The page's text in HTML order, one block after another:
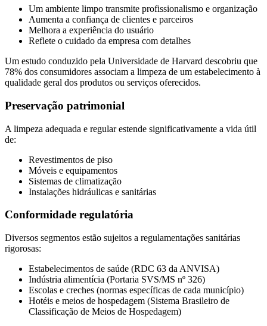
Um ambiente limpo transmite profissionalismo e organização
Aumenta a confiança de clientes e parceiros
Melhora a experiência do usuário
Reflete o cuidado da empresa com detalhes
Um estudo conduzido pela Universidade de Harvard descobriu que
78% dos consumidores associam a limpeza de um estabelecimento à
qualidade geral dos produtos ou serviços oferecidos.
Preservação patrimonial
A limpeza adequada e regular estende significativamente a vida útil
de:
Revestimentos de piso
Móveis e equipamentos
Sistemas de climatização
Instalações hidráulicas e sanitárias
Conformidade regulatória
Diversos segmentos estão sujeitos a regulamentações sanitárias
rigorosas:
Estabelecimentos de saúde (RDC 63 da ANVISA)
Indústria alimentícia (Portaria SVS/MS nº 326)
Escolas e creches (normas específicas de cada município)
Hotéis e meios de hospedagem (Sistema Brasileiro de
Classificação de Meios de Hospedagem)